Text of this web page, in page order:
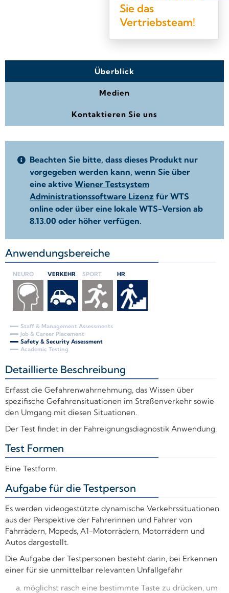
Sie das
Vertriebsteam!
Überblick
Medien
Kontaktieren Sie uns
Beachten Sie bitte, dass dieses Produkt nur
vorgegeben werden kann, wenn Sie über
eine aktive Wiener Testsystem
Administrationssoftware Lizenz für WTS
online oder über eine lokale WTS-Version ab
8.13.00 oder höher verfügen.
Anwendungsbereiche
NEURO VERKEHR SPORT HR
Staff & Management Assessments
Job & Career Placement
Safety & Security Assessment
Academic Testing
Detaillierte Beschreibung
Erfasst die Gefahrenwahrnehmung, das Wissen über
spezifische Gefahrensituationen im Straßenverkehr sowie
den Umgang mit diesen Situationen.
Der Test findet in der Fahreignungsdiagnostik Anwendung.
Test Formen
Eine Testform.
Aufgabe für die Testperson
Es werden videogestützte dynamische Verkehrssituationen
aus der Perspektive der Fahrerinnen und Fahrer von
Fahrrädern, Mopeds, A1-Motorrädern, Motorrädern und
Autos dargestellt.
Die Aufgabe der Testpersonen besteht darin, bei Erkennen
einer für sie unmittelbar relevanten Unfallgefahr
möglichst rasch eine bestimmte Taste zu drücken, um